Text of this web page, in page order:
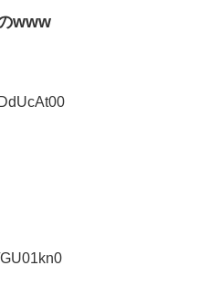
www
GU01kn0